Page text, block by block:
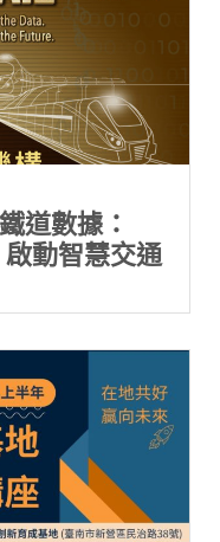
道數據：
動智慧交通